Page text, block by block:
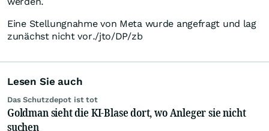
Eine Stellungnahme von Meta wurde angefragt und lag
zunächst nicht vor./jto/DP/zb
Lesen Sie auch
Das Schutzdepot ist tot
Goldman sieht die KI-Blase dort, wo Anleger sie nicht
suchen